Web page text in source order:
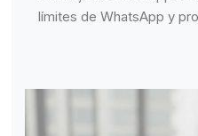
límites de WhatsApp y